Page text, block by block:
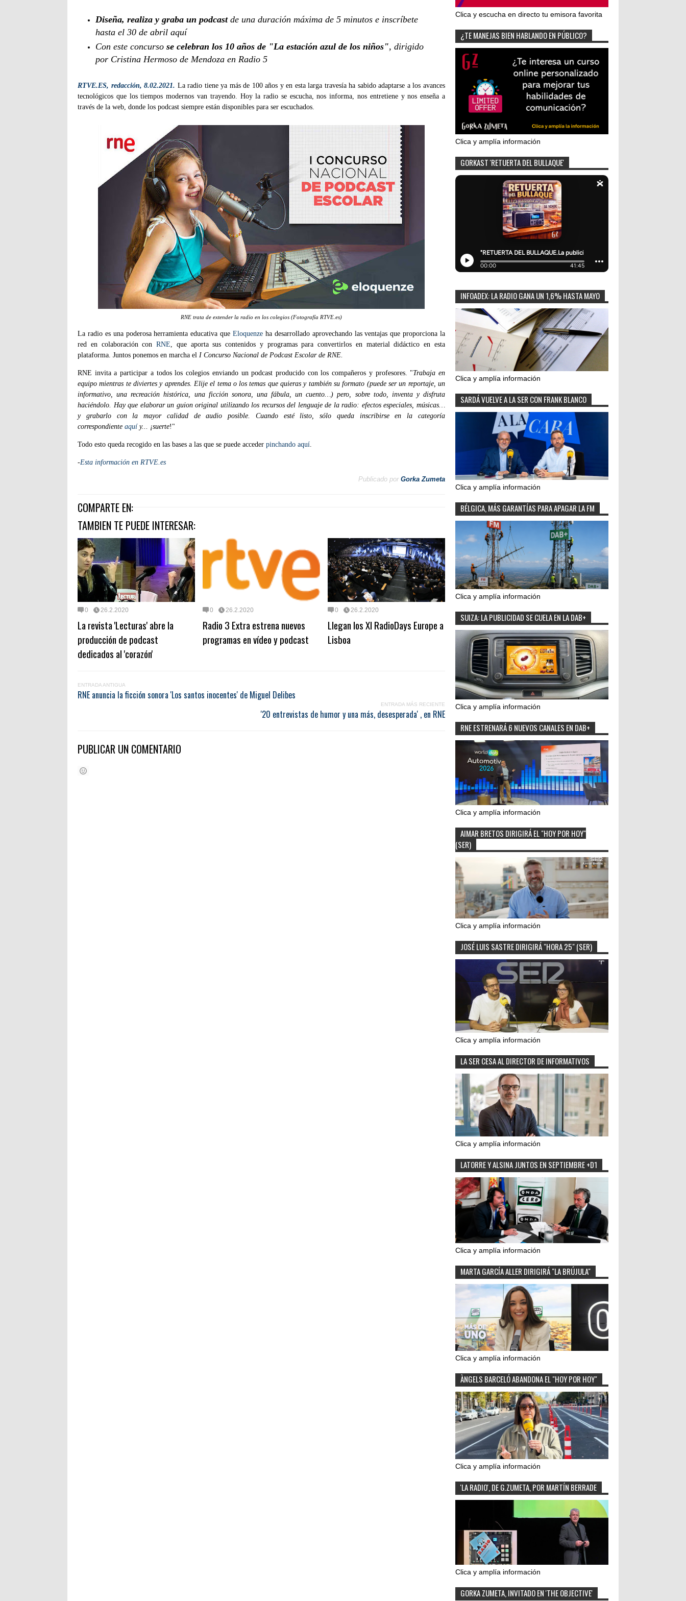
Diseña, realiza y graba un podcastde una duración máxima de 5 minutos e inscríbete
hasta el 30 de abril aquí
Con este concurso se celebran los 10 años de "La estación azul de los niños", dirigido
por Cristina Hermoso de Mendoza en Radio 5
RTVE.ES, redacción, 8.02.2021. La radio tiene ya más de 100 años y en esta larga travesía ha sabido adaptarse a los avances
tecnológicos que los tiempos modernos van trayendo. Hoy la radio se escucha, nos informa, nos entretiene y nos enseña a
través de la web, donde los podcast siempre están disponibles para ser escuchados.
RNE trata de extender la radio en los colegios (Fotografía RTVE.es)
La radio es una poderosa herramienta educativa que Eloquenze ha desarrollado aprovechando las ventajas que proporciona la
red en colaboración conRNE, que aporta sus contenidos y programas para convertirlos en material didáctico en esta
plataforma. Juntos ponemos en marcha el I Concurso Nacional de Podcast Escolar de RNE.
RNE invita a participar a todos los colegios enviando un podcast producido con los compañeros y profesores. "Trabaja en
equipo mientras te diviertes y aprendes. Elije el tema o los temas que quieras y también su formato (puede ser un reportaje, un
informativo, una recreación histórica, una ficción sonora, una fábula, un cuento…) pero, sobre todo, inventa y disfruta
haciéndolo. Hay que elaborar un guion original utilizando los recursos del lenguaje de la radio: efectos especiales, músicas…
y grabarlo con la mayor calidad de audio posible. Cuando esté listo, sólo queda inscribirse en la categoría
correspondiente aquíy... ¡suerte!"
Todo esto queda recogido en las bases a las que se puede acceder pinchando aquí.
-Esta información en RTVE.es
Publicado por Gorka Zumeta
COMPARTE EN:
TAMBIEN TE PUEDE INTERESAR:
0 26.2.2020
La revista 'Lecturas' abre la
producción de podcast
dedicados al 'corazón'
0 26.2.2020
Radio 3 Extra estrena nuevos
programas en vídeo y podcast
0 26.2.2020
Llegan los XI RadioDays Europe a
Lisboa
ENTRADA ANTIGUA
RNE anuncia la ficción sonora 'Los santos inocentes' de Miguel Delibes
ENTRADA MÁS RECIENTE
'20 entrevistas de humor y una más, desesperada' , en RNE
PUBLICAR UN COMENTARIO
Clica y escucha en directo tu emisora favorita
¿TE MANEJAS BIEN HABLANDO EN PÚBLICO?
Clica y amplía información
GORKAST 'RETUERTA DEL BULLAQUE'
INFOADEX: LA RADIO GANA UN 1,6% HASTA MAYO
Clica y amplía información
SARDÁ VUELVE A LA SER CON FRANK BLANCO
Clica y amplía información
BÉLGICA, MÁS GARANTÍAS PARA APAGAR LA FM
Clica y amplía información
SUIZA: LA PUBLICIDAD SE CUELA EN LA DAB+
Clica y amplía información
RNE ESTRENARÁ 6 NUEVOS CANALES EN DAB+
Clica y amplía información
AIMAR BRETOS DIRIGIRÁ EL "HOY POR HOY"
(SER)
Clica y amplía información
JOSÉ LUIS SASTRE DIRIGIRÁ "HORA 25" (SER)
Clica y amplía información
LA SER CESA AL DIRECTOR DE INFORMATIVOS
Clica y amplía información
LATORRE Y ALSINA JUNTOS EN SEPTIEMBRE +D1
Clica y amplía información
MARTA GARCÍA ALLER DIRIGIRÁ "LA BRÚJULA"
Clica y amplía información
ÀNGELS BARCELÓ ABANDONA EL "HOY POR HOY"
Clica y amplía información
'LA RADIO', DE G.ZUMETA, POR MARTÍN BERRADE
Clica y amplía información
GORKA ZUMETA, INVITADO EN 'THE OBJECTIVE'